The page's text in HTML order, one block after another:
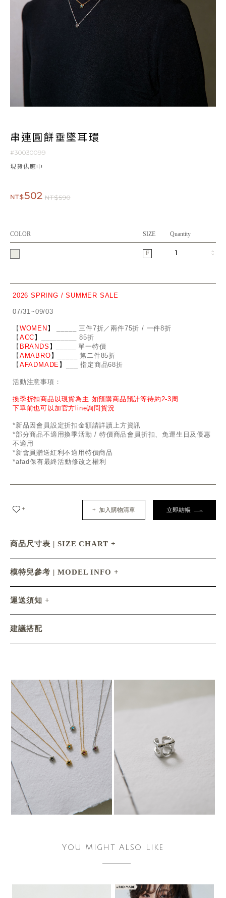
串連圓餅垂墜耳環
#30030099
現貨供應中
NT$502 NT$590
COLOR SIZE Quantity
F
2026 SPRING / SUMMER SALE
07/31~09/03
【 WOMEN 】
___ 三件7折／兩件75折 / 一件8折
【 ACC 】
____ 85折
【 BRANDS 】
_ 單一特價
【 AMABRO 】
_ 第二件85折
【 AFADMADE 】 ___ 指定商品68折
活動注意事項：
換季折扣商品以現貨為主 如預購商品預計等待約2-3周
下單前也可以加官方line詢問貨況
*新品因會員設定折扣金額請詳讀上方資訊
*部分商品不適用換季活動 / 特價商品會員折扣、免運生日及優惠
不適用
*新會員贈送紅利不適用特價商品
*afad保有最終活動修改之權利
+ + 加入購物清單 立即結帳
商品尺寸表 | SIZE CHART
模特兒參考 | MODEL INFO
運送須知
建議搭配
You Might Also Like